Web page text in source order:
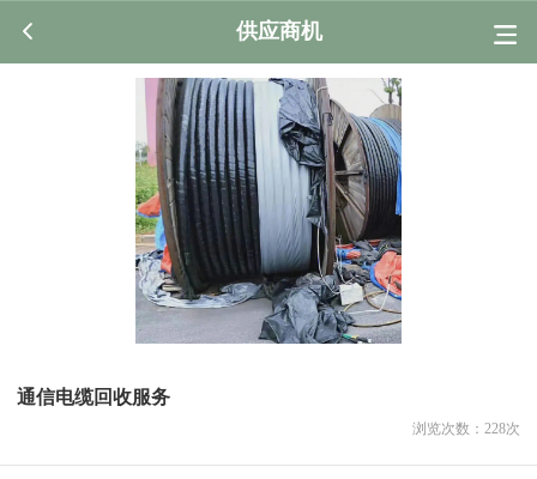
供应商机
通信电缆回收服务
浏览次数： 228次